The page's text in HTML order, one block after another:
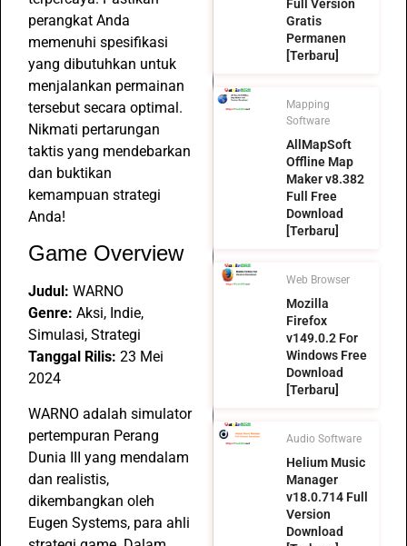
perangkat Anda
memenuhi spesifikasi
yang dibutuhkan untuk
menjalankan permainan
tersebut secara optimal.
Nikmati pertarungan
taktis yang mendebarkan
dan buktikan
kemampuan strategi
Anda!
Game Overview
Judul: WARNO
Genre: Aksi, Indie,
Simulasi, Strategi
Tanggal Rilis: 23 Mei
2024
WARNO adalah simulator
pertempuran Perang
Dunia III yang mendalam
dan realistis,
dikembangkan oleh
Eugen Systems, para ahli
Full Version
Gratis
Permanen
[Terbaru]
Mapping
Software
AllMapSoft
Offline Map
Maker v8.382
Full Free
Download
[Terbaru]
Web Browser
Mozilla
Firefox
v149.0.2 For
Windows Free
Download
[Terbaru]
Audio Software
Helium Music
Manager
v18.0.714 Full
Version
Download